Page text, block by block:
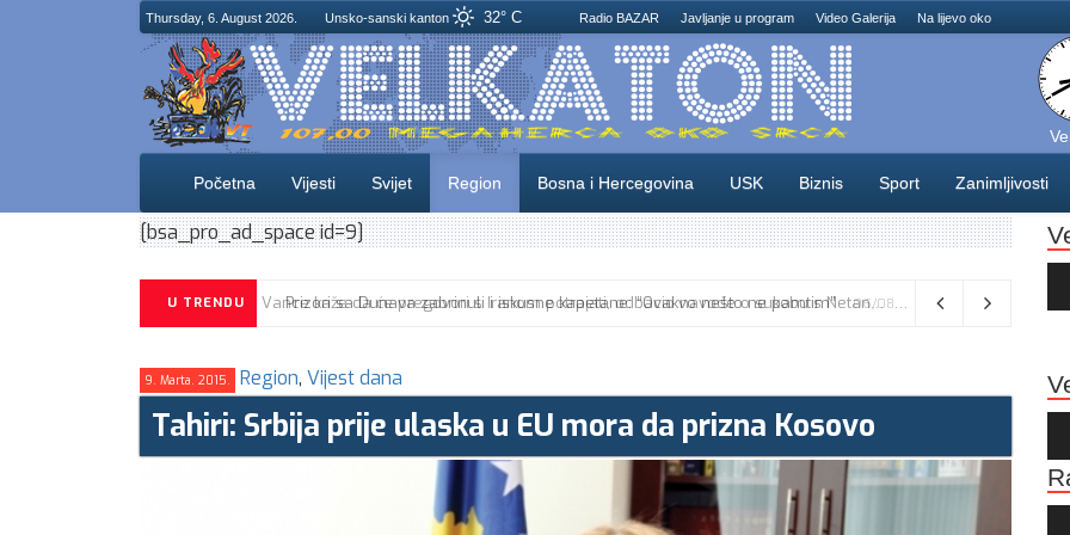
Thursday, 6. August 2026. Unsko-sanski kanton 32° C Radio BAZAR Javljanje u program Video Galerija Na lijevo oko
Početna Vijesti Svijet Region Bosna i Hercegovina USK Biznis Sport Zanimljivosti
[bsa_pro_ad_space id=9]
U TRENDU Vance kaže da će pregovori s Iranom potrajati, odbacio navode o sukobu s Netanyahuom 06/08/2026
9. Marta. 2015. Region, Vijest dana
Tahiri: Srbija prije ulaska u EU mora da prizna Kosovo